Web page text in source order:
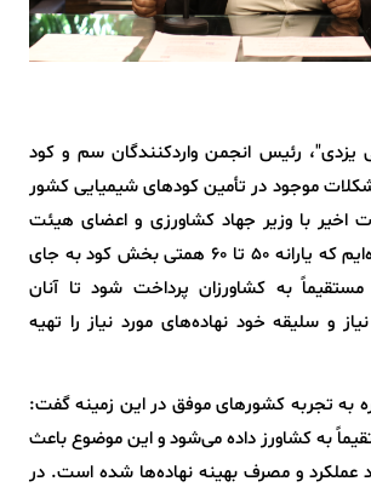
رئیس انجمن واردکنندگان سم و کود
موجود در تأمین کودهای شیمیایی کشور
اخیر با وزیر جهاد کشاورزی و اعضای هیئت
مدیره، پیشنهاد کرده‌ایم که یارانه ۵۰ تا ۶۰ همتی بخش کود به جای
به کشاورزان پرداخت شود تا آنان
و سلیقه خود نهاده‌های مورد نیاز را تهیه
به تجربه کشورهای موفق در این زمینه گفت:
به کشاورز داده می‌شود و این موضوع باعث
عملکرد و مصرف بهینه نهاده‌ها شده است. در